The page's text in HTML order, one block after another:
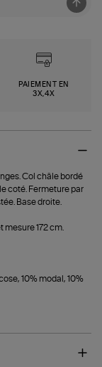
PAIEMENT EN
3X,4X
Col châle bordé
coté. Fermeture par
Base droite.
mesure 172 cm.
10% modal, 10%